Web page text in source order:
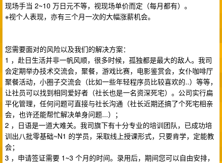
现场手当 2~10 万日元不等，视现场单价而定（每月都有）。
※视个人表现，亦有三个月一次的大幅涨薪机会。
您需要面对的风险以及我们的解决方案：
1 ，赴日生活并非一帆风顺，很多时候，孤独都是最大的敌人。我司
会定期举办技术交流会，聚餐，游戏比赛，电影鉴赏会，女仆咖啡厅
聚餐活动，小圈子交流会（比如一些年轻程序员比较喜欢的..）等等，
让社员可以找到相同爱好者（社长也是一名资深死宅）。公司实行扁
平化管理，任何问题可直接与社长沟通（社长近期还搞了个死宅相亲
会，也许还能帮忙解决单身问题...）；
2 ，日语是一道大难关。我司旗下有十分专业的培训团队，已成功培
训出八批零基础~N1 的学员，采取线上授课形式，只要肯学，定能教
会；
3 ，申请签证需要 1~3 个月的时间。录用后，期间您可以自由安排，